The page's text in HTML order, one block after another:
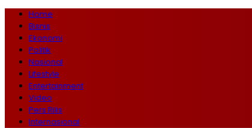
Home
Bisnis
Ekonomi
Politik
Nasional
Lifestyle
Entertainment
Video
Pers Rilis
Internasional